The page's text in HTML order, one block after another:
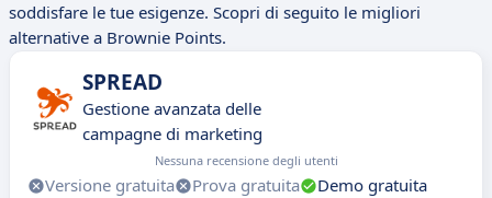
soddisfare le tue esigenze. Scopri di seguito le migliori
alternative a Brownie Points.
SPREAD
Gestione avanzata delle
campagne di marketing
Nessuna recensione degli utenti
Versione gratuita Prova gratuita
Demo gratuita